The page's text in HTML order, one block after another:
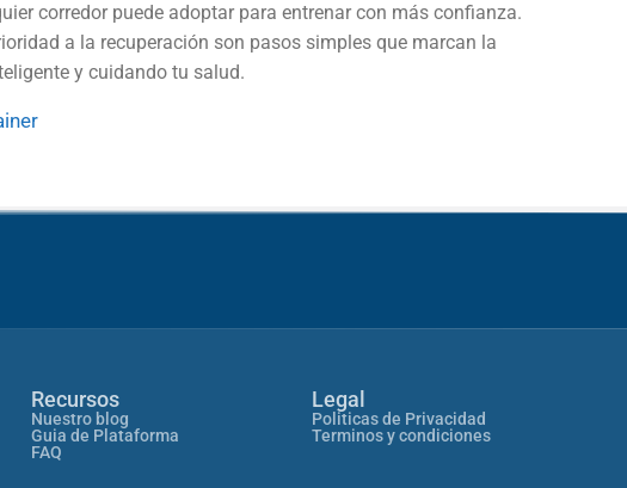
corredor puede adoptar para entrenar con más confianza.
a la recuperación son pasos simples que marcan la
y cuidando tu salud.
Recursos
Nuestro blog
Guia de Plataforma
FAQ
Legal
Politicas de Privacidad
Terminos y condiciones